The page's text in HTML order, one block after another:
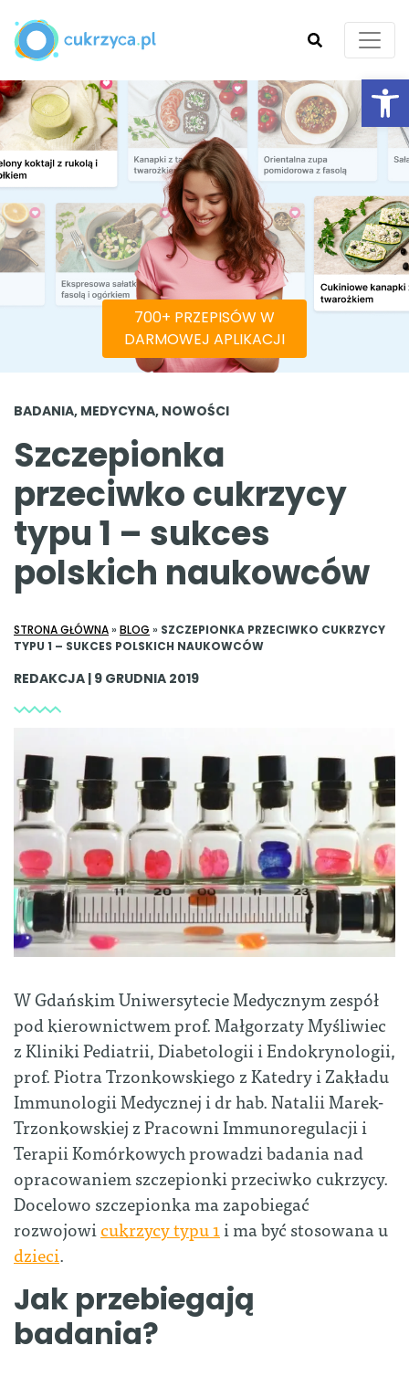
SZUKAJ
700+ PRZEPISÓW W
DARMOWEJ APLIKACJI
BADANIA, MEDYCYNA, NOWOŚCI
Szczepionka
przeciwko cukrzycy
typu 1 – sukces
polskich naukowców
STRONA GŁÓWNA» BLOG » SZCZEPIONKA PRZECIWKO CUKRZYCY
TYPU 1 – SUKCES POLSKICH NAUKOWCÓW
REDAKCJA | 9 GRUDNIA 2019
W Gdańskim Uniwersytecie Medycznym zespół
pod kierownictwem prof. Małgorzaty Myśliwiec
z Kliniki Pediatrii, Diabetologii i Endokrynologii,
prof. Piotra Trzonkowskiego z Katedry i Zakładu
Immunologii Medycznej i dr hab. Natalii Marek-
Trzonkowskiej z Pracowni Immunoregulacji i
Terapii Komórkowych prowadzi badania nad
opracowaniem szczepionki przeciwko cukrzycy.
Docelowo szczepionka ma zapobiegać
rozwojowicukrzycy typu 1i ma być stosowana u
dzieci.
Jak przebiegają
badania?